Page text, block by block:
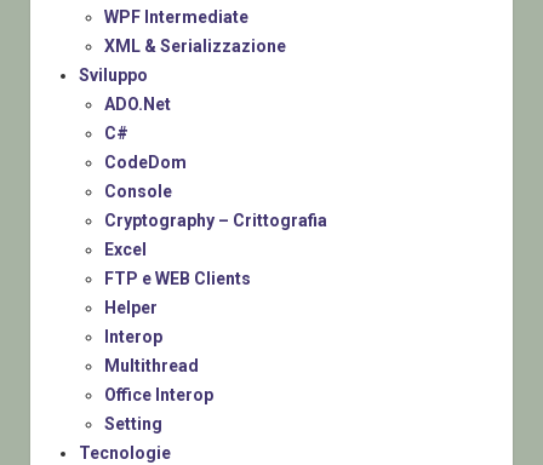
WPF Intermediate
XML & Serializzazione
Sviluppo
ADO.Net
C#
CodeDom
Console
Cryptography – Crittografia
Excel
FTP e WEB Clients
Helper
Interop
Multithread
Office Interop
Setting
Tecnologie